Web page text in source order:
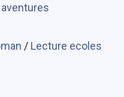
/ Lecture ecoles